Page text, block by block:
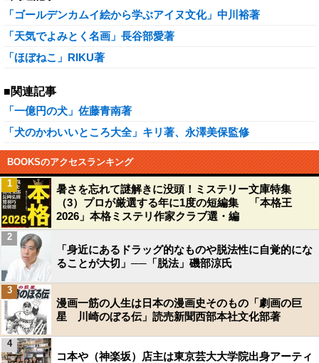
「ゴールデンカムイ絵から学ぶアイヌ文化」中川裕著
「天気でよみとく名画」長谷部愛著
「ほぼねこ」RIKU著
■関連記事
「一億円の犬」佐藤青南著
「犬のかわいいところ大全」キリ著、永澤美保監修
BOOKSのアクセスランキング
暑さを忘れて謎解きに没頭！ミステリー文庫特集
（3）プロが厳選する年に1度の短編集 「本格王
2026」本格ミステリ作家クラブ選・編
1
「身近にあるドラッグ的なものや脱法性に自覚的にな
ることが大切」──「脱法」磯部涼氏
2
漫画一筋の人生は日本の漫画史そのもの「劇画の巨
星 川崎のぼる伝」読売新聞西部本社文化部著
3
コ本や（神楽坂）店主は東京芸大大学院出身アーティ
4